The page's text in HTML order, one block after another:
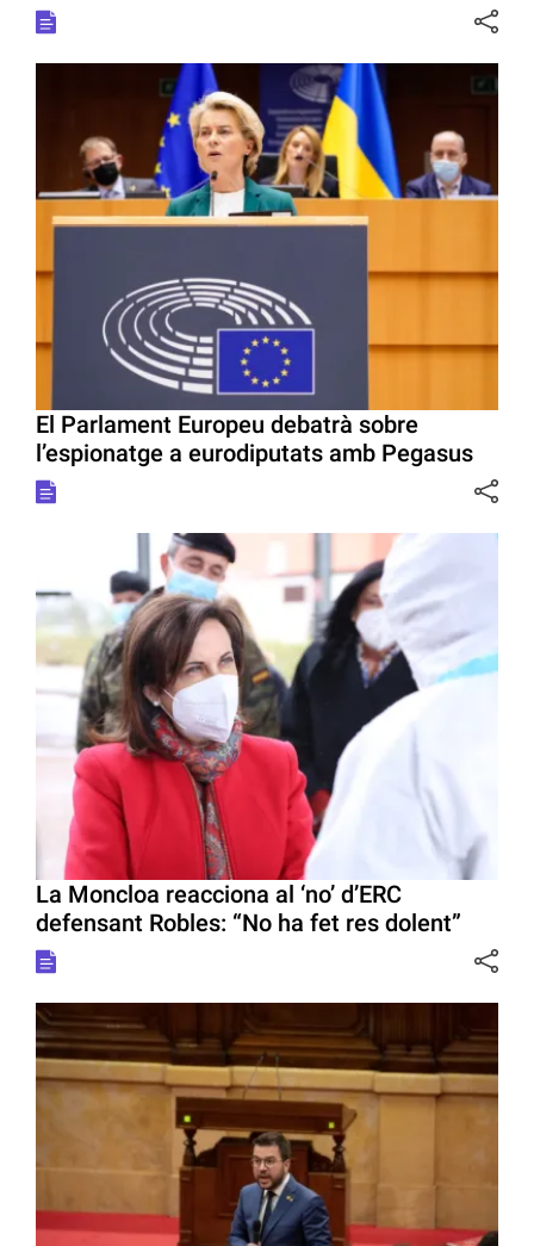
El Parlament Europeu debatrà sobre
l’espionatge a eurodiputats amb Pegasus
La Moncloa reacciona al ‘no’ d’ERC
defensant Robles: “No ha fet res dolent”